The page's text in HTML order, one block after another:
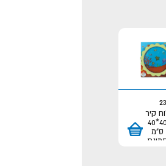
קיר
40*40
ס"מ